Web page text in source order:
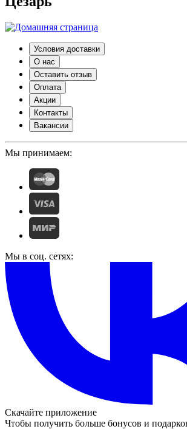
Условия доставки
О нас
Оставить отзыв
Оплата
Акции
Контакты
Вакансии
Мы принимаем:
Мы в соц. сетях:
Скачайте приложение
Чтобы получить больше бонусов и